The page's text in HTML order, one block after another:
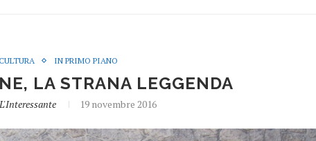
IN PRIMO PIANO
LA STRANA LEGGENDA
L'Interessante 19 novembre 2016